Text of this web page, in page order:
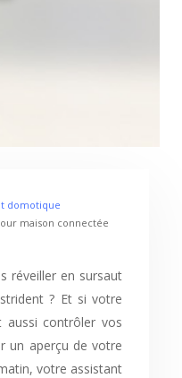
domotique
maison connectée
? Et si votre
aussi contrôler vos
un aperçu de votre
votre assistant